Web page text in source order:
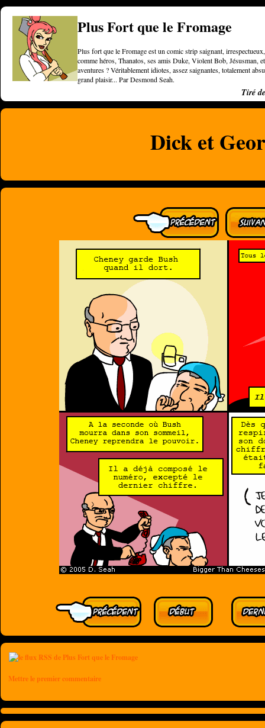
Plus Fort que le Fromage
Plus fort que le Fromage est un comic strip saignant,
comme héros, Thanatos, ses amis Duke, Violent Bob, Jésusman,
aventures ? Véritablement idiotes, assez saignantes, totalement
grand plaisir... Par Desmond Seah.
Tiré
Dick et
Mettre le premier commentaire